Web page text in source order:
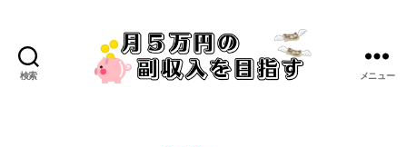
検索 メニュー